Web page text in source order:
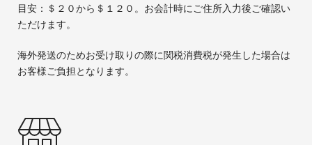
目安：＄２０から＄１２０。お会計時にご住所入力後ご確認い
ただけます。
海外発送のためお受け取りの際に関税消費税が発生した場合は
お客様ご負担となります。